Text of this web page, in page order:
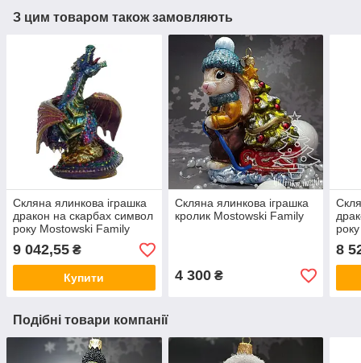
З цим товаром також замовляють
Скляна ялинкова іграшка
дракон на скарбах символ
року Mostowski Family
Дракон
9 042,55 ₴
Купити
Скляна ялинкова іграшка
кролик Mostowski Family
4 300₴
8
Подібні товари компанії